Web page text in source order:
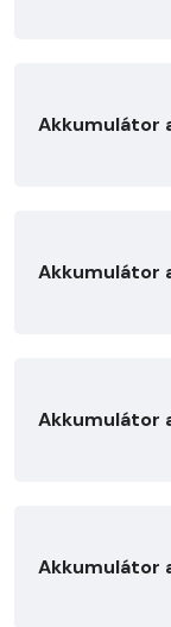
Akkumulátor
Akkumulátor
Akkumulátor
Akkumulátor